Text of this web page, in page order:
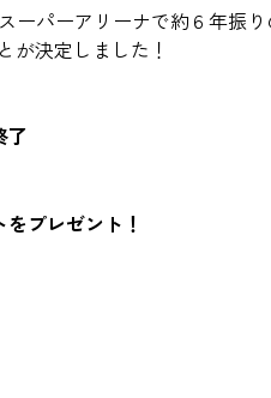
ーパーアリーナで約６年
が決定しました！
了
プレゼント！